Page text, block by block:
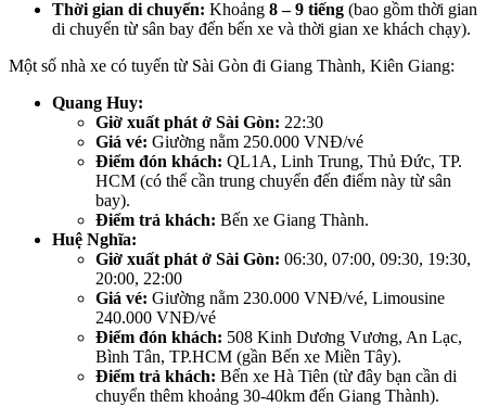
Thời gian di chuyển: Khoảng 8 – 9 tiếng (bao gồm thời gian
di chuyển từ sân bay đến bến xe và thời gian xe khách chạy).
Một số nhà xe có tuyến từ Sài Gòn đi Giang Thành, Kiên Giang:
Quang Huy:
Giờ xuất phát ở Sài Gòn: 22:30
Giá vé: Giường nằm 250.000 VNĐ/vé
Điểm đón khách: QL1A, Linh Trung, Thủ Đức, TP.
HCM (có thể cần trung chuyển đến điểm này từ sân
bay).
Điểm trả khách: Bến xe Giang Thành.
Huệ Nghĩa:
Giờ xuất phát ở Sài Gòn: 06:30, 07:00, 09:30, 19:30,
20:00, 22:00
Giá vé: Giường nằm 230.000 VNĐ/vé, Limousine
240.000 VNĐ/vé
Điểm đón khách: 508 Kinh Dương Vương, An Lạc,
Bình Tân, TP.HCM (gần Bến xe Miền Tây).
Điểm trả khách: Bến xe Hà Tiên (từ đây bạn cần di
chuyển thêm khoảng 30-40km đến Giang Thành).